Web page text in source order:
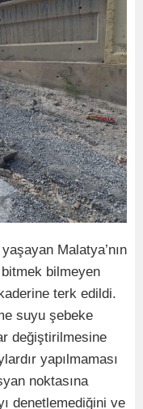
Malatya’nın
bilmeyen
terk edildi.
suyu şebeke
değiştirilmesine
yapılmaması
noktasına
denetlemediğini ve